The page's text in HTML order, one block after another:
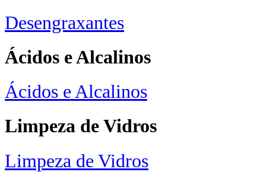
Desengraxantes
Ácidos e Alcalinos
Ácidos e Alcalinos
Limpeza de Vidros
Limpeza de Vidros